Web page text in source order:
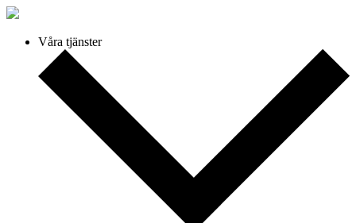
Våra tjänster